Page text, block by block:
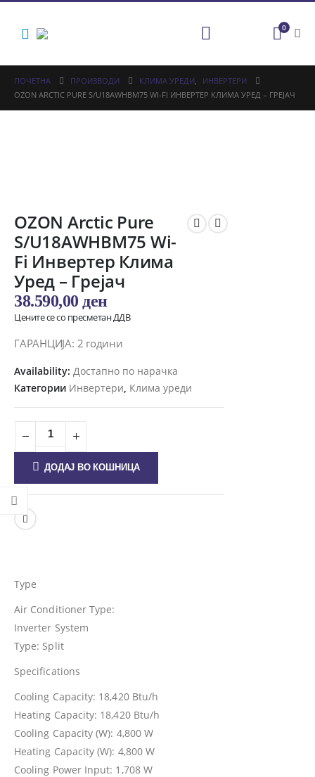
0
ПОЧЕТНА ПРОИЗВОДИ КЛИМА УРЕДИ,
ИНВЕРТЕРИ
OZON ARCTIC PURE S/U18AWHBM75 WI-FI ИНВЕРТЕР КЛИМА УРЕД – ГРЕЈАЧ
OZON Arctic Pure
S/U18AWHBM75 Wi-
Fi Инвертер Клима
Уред – Грејач
38.590,00 ден
Цените се со пресметан ДДВ
ГАРАНЦИЈА: 2 години
Availability: Достапно по нарачка
Категории Инвертери, Клима уреди
ДОДАЈ ВО КОШНИЦА
Type
Air Conditioner Type:
Inverter System
Type: Split
Specifications
Cooling Capacity: 18,420 Btu/h
Heating Capacity: 18,420 Btu/h
Cooling Capacity (W): 4,800 W
Heating Capacity (W): 4,800 W
Cooling Power Input: 1,708 W